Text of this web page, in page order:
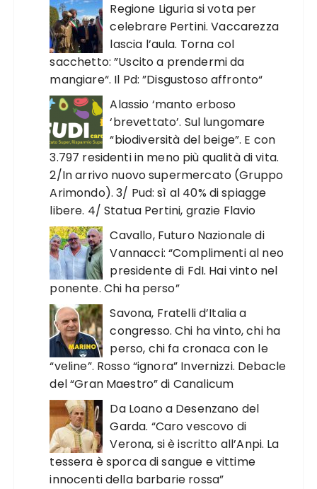
Regione Liguria si vota per
celebrare Pertini. Vaccarezza
lascia l’aula. Torna col
sacchetto: ”Uscito a prendermi da
mangiare“. Il Pd: ”Disgustoso affronto“
Alassio ‘manto erboso
‘brevettato’. Sul lungomare
“biodiversità del beige”. E con
3.797 residenti in meno più qualità di vita.
2/In arrivo nuovo supermercato (Gruppo
Arimondo). 3/ Pud: sì al 40% di spiagge
libere. 4/ Statua Pertini, grazie Flavio
Cavallo, Futuro Nazionale di
Vannacci: “Complimenti al neo
presidente di FdI. Hai vinto nel
ponente. Chi ha perso”
Savona, Fratelli d’Italia a
congresso. Chi ha vinto, chi ha
perso, chi fa cronaca con le
“veline”. Rosso “ignora” Invernizzi. Debacle
del “Gran Maestro” di Canalicum
Da Loano a Desenzano del
Garda. “Caro vescovo di
Verona, si è iscritto all’Anpi. La
tessera è sporca di sangue e vittime
innocenti della barbarie rossa”